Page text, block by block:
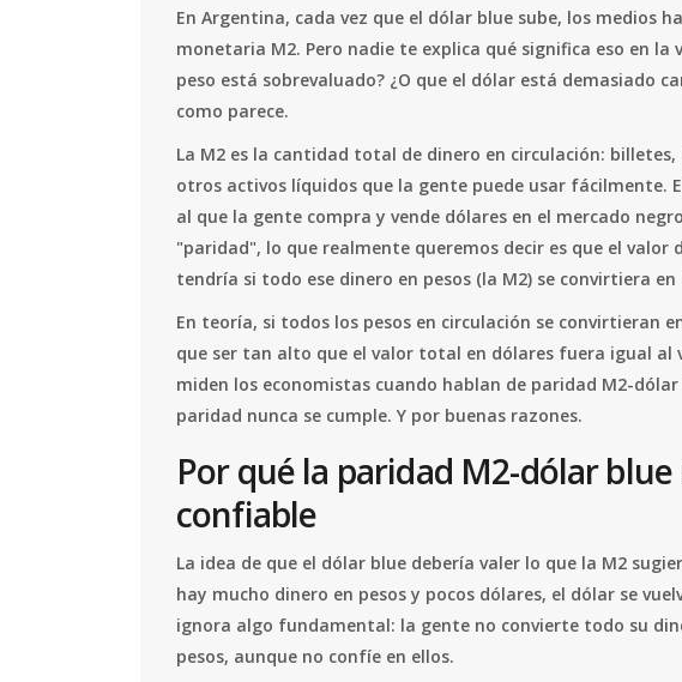
En Argentina, cada vez que el dólar blue sube, los medios
monetaria M2. Pero nadie te explica qué significa eso en la
peso está sobrevaluado? ¿O que el dólar está demasiado
como parece.
La M2 es la cantidad total de dinero en circulación:
otros activos líquidos que la gente puede usar fácilmente.
al que la gente compra y vende dólares en el mercado
"paridad", lo que realmente queremos decir es que el valor
tendría si todo ese dinero en pesos (la M2) se convirtiera
En teoría, si todos los pesos en circulación se convirtieran
que ser tan alto que el valor total en dólares fuera igual al
miden los economistas cuando hablan de paridad M2-
paridad nunca se cumple. Y por buenas razones.
Por qué la paridad M2-dólar
confiable
La idea de que el dólar blue debería valer lo que la M2
hay mucho dinero en pesos y pocos dólares, el dólar se
ignora algo fundamental: la gente no convierte todo su
pesos, aunque no confíe en ellos.